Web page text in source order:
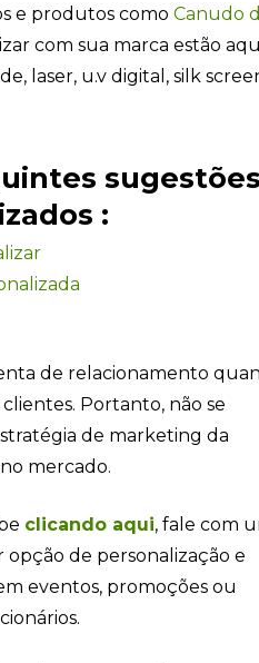
e produtos como Canudo
com sua marca estão
laser, u.v digital, silk
sugestões
:
de relacionamento
Portanto, não se
de marketing da
mercado.
clicando aqui, fale com
de personalização e
eventos, promoções ou
+55